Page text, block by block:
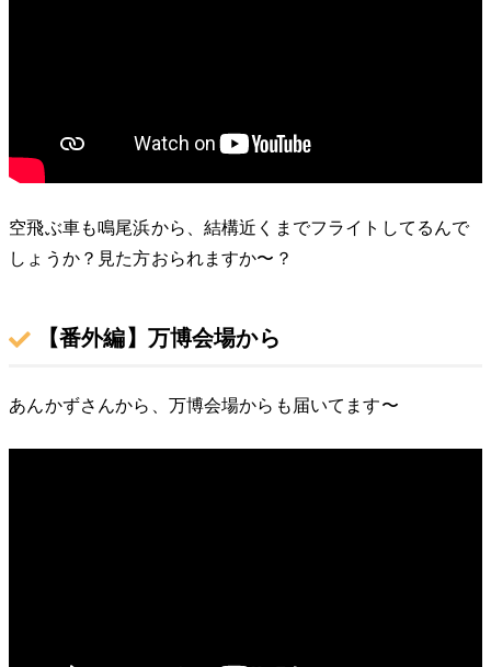
空飛ぶ車も鳴尾浜から、結構近くまでフライトしてるんで
しょうか？見た方おられますか〜？
【番外編】万博会場から
あんかずさんから、万博会場からも届いてます〜